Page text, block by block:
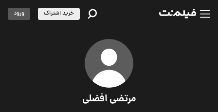
مرتضی افضلی
خرید اشتراک ورود